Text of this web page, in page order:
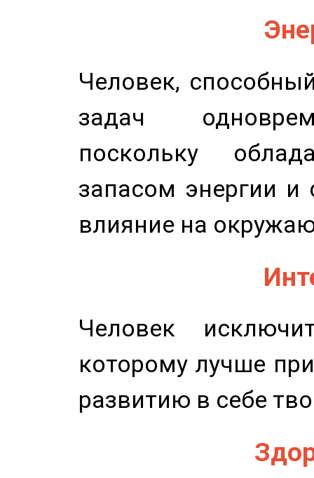
Человек,
задач
поскольку
запасом энергии и
влияние на
Человек
которому лучше
развитию в себе